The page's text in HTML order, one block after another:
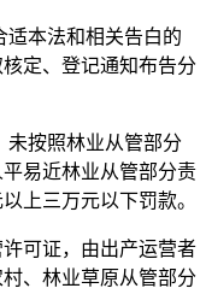
本法和相关告白的
定、登记通知布告分
按照林业从管部分
易近林业从管部分责
上三万元以下罚款。
可证，由出产运营者
、林业草原从管部分